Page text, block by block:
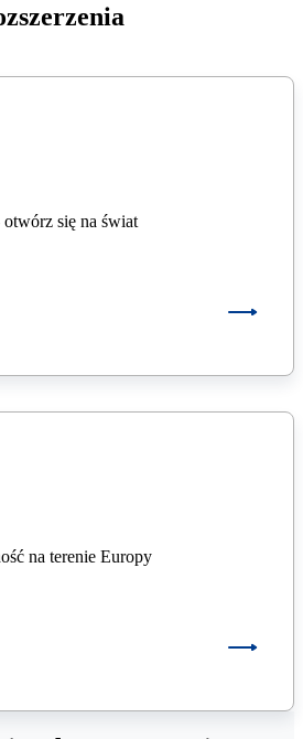
się na świat
na terenie Europy